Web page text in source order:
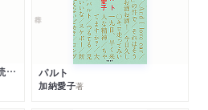
自分を大切にできない時に読む本 パルト
加納愛子著